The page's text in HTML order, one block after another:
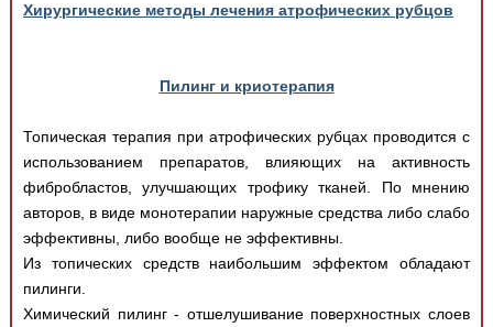
Хирургические методы лечения атрофических рубцов
Пилинг и криотерапия
Топическая терапия при атрофических рубцах проводится с
использованием препаратов, влияющих на активность
фибробластов, улучшающих трофику тканей. По мнению
авторов, в виде монотерапии наружные средства либо слабо
эффективны, либо вообще не эффективны.
Из топических средств наибольшим эффектом обладают
пилинги.
Химический пилинг - отшелушивание поверхностных слоев